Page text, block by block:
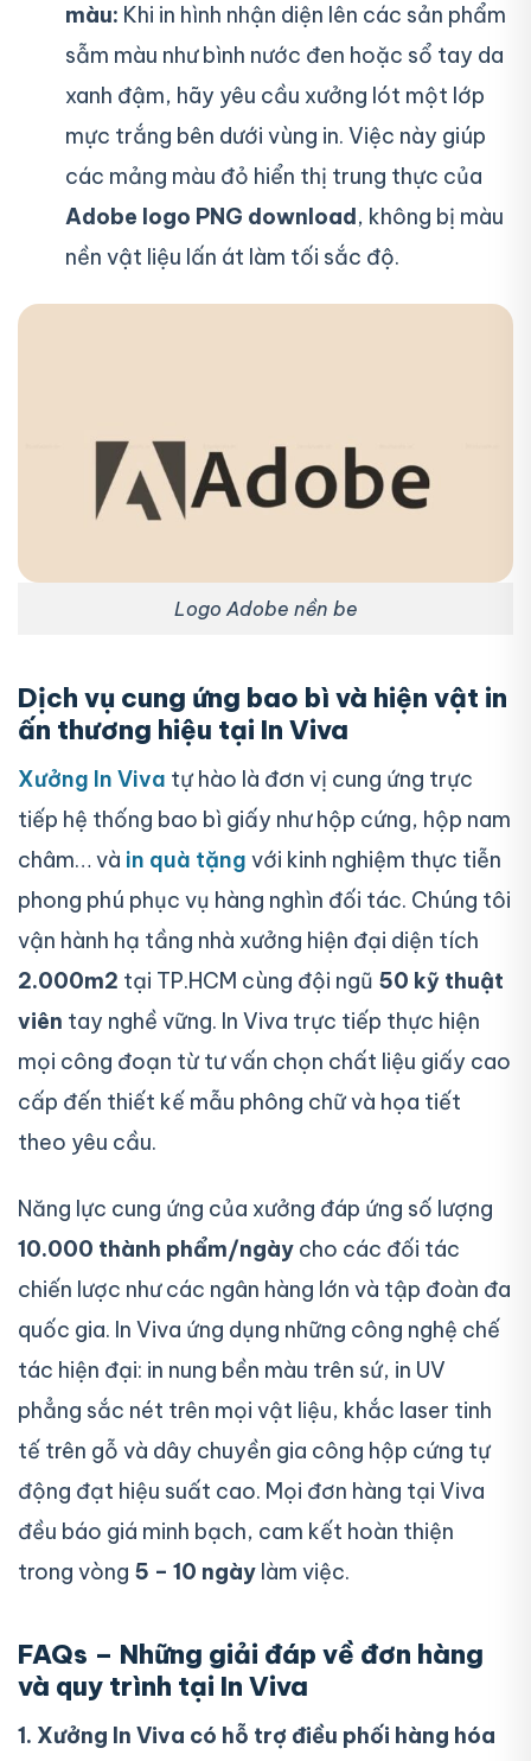
màu: Khi in hình nhận diện lên các sản phẩm
sẫm màu như bình nước đen hoặc sổ tay da
xanh đậm, hãy yêu cầu xưởng lót một lớp
mực trắng bên dưới vùng in. Việc này giúp
các mảng màu đỏ hiển thị trung thực của
Adobe logo PNG download, không bị màu
nền vật liệu lấn át làm tối sắc độ.
Logo Adobe nền be
Dịch vụ cung ứng bao bì và hiện vật in
ấn thương hiệu tại In Viva
Xưởng In Viva tự hào là đơn vị cung ứng trực
tiếp hệ thống bao bì giấy như hộp cứng, hộp nam
châm… và in quà tặng với kinh nghiệm thực tiễn
phong phú phục vụ hàng nghìn đối tác. Chúng tôi
vận hành hạ tầng nhà xưởng hiện đại diện tích
2.000m2 tại TP.HCM cùng đội ngũ 50 kỹ thuật
viên tay nghề vững. In Viva trực tiếp thực hiện
mọi công đoạn từ tư vấn chọn chất liệu giấy cao
cấp đến thiết kế mẫu phông chữ và họa tiết
theo yêu cầu.
Năng lực cung ứng của xưởng đáp ứng số lượng
10.000 thành phẩm/ngày cho các đối tác
chiến lược như các ngân hàng lớn và tập đoàn đa
quốc gia. In Viva ứng dụng những công nghệ chế
tác hiện đại: in nung bền màu trên sứ, in UV
phẳng sắc nét trên mọi vật liệu, khắc laser tinh
tế trên gỗ và dây chuyền gia công hộp cứng tự
động đạt hiệu suất cao. Mọi đơn hàng tại Viva
đều báo giá minh bạch, cam kết hoàn thiện
trong vòng 5 – 10 ngày làm việc.
FAQs – Những giải đáp về đơn hàng
và quy trình tại In Viva
1. Xưởng In Viva có hỗ trợ điều phối hàng hóa